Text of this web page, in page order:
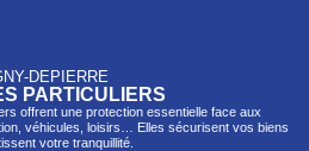
DEPIERRE
PARTICULIERS
offrent une protection essentielle face aux
véhicules, loisirs… Elles sécurisent vos biens
votre tranquillité.